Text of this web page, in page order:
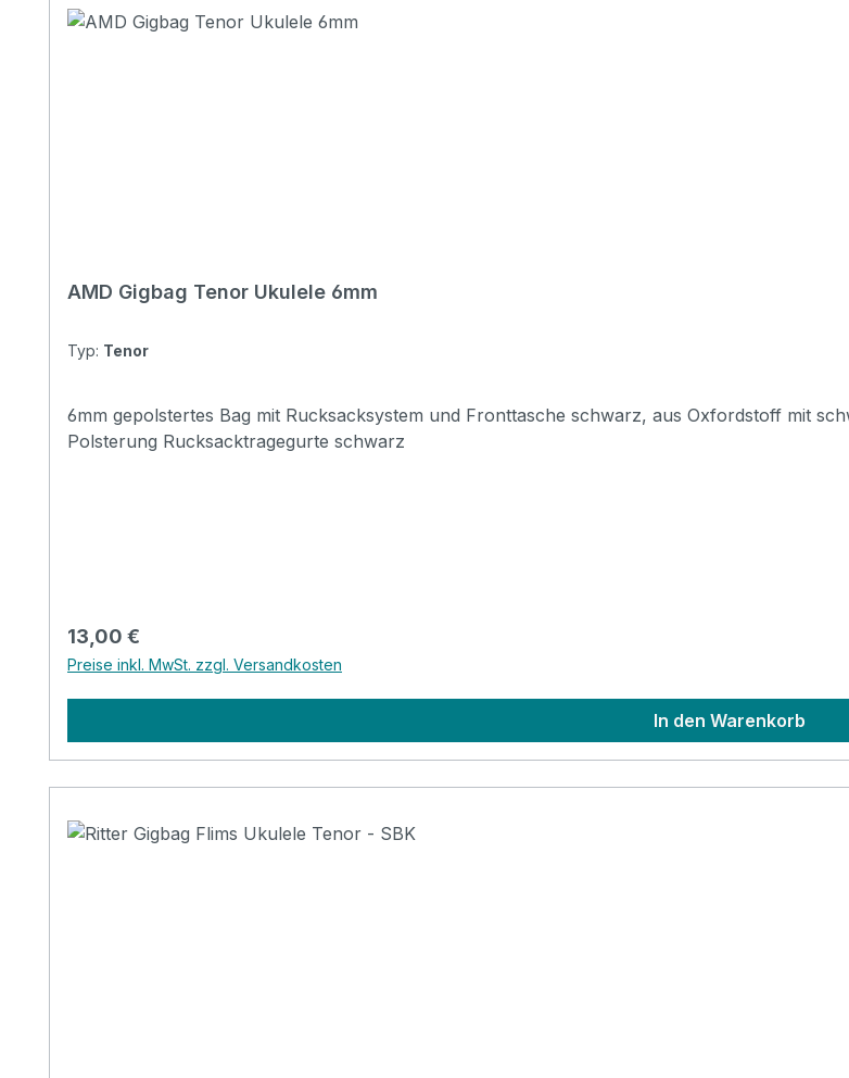
AMD Gigbag Tenor Ukulele 6mm
Typ: Tenor
6mm gepolstertes Bag mit Rucksacksystem und Fronttasche schwarz, aus Oxfordstoff mit schwarzen Dekostreifen. Größe:
Polsterung Rucksacktragegurte schwarz
Regulärer Preis:
13,00 €
Preise inkl. MwSt. zzgl. Versandkosten
In den Warenkorb